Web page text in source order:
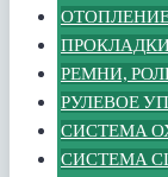
РЕМНИ,
РУЛЕВОЕ
СИСТЕМА
СИСТЕМА